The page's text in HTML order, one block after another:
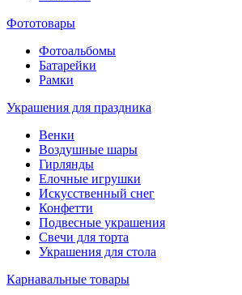
Фототовары
Фотоальбомы
Батарейки
Рамки
Украшения для праздника
Венки
Воздушные шары
Гирлянды
Елочные игрушки
Искусственный снег
Конфетти
Подвесные украшения
Свечи для торта
Украшения для стола
Карнавальные товары